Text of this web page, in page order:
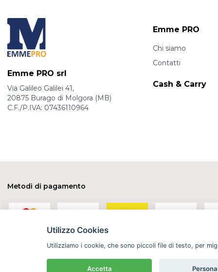
Emme PRO srl
Via Galileo Galilei 41,
20875 Burago di Molgora (MB)
C.F./P.IVA: 07436110964
Emme PRO
Chi siamo
Contatti
Cash & Carry
Metodi di pagamento
Grossista forniture prodotti per la
Utilizzo Cookies
Utilizziamo i cookie, che sono piccoli file di testo, per
Accetta